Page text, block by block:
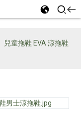
兒童拖鞋 EVA 涼拖鞋